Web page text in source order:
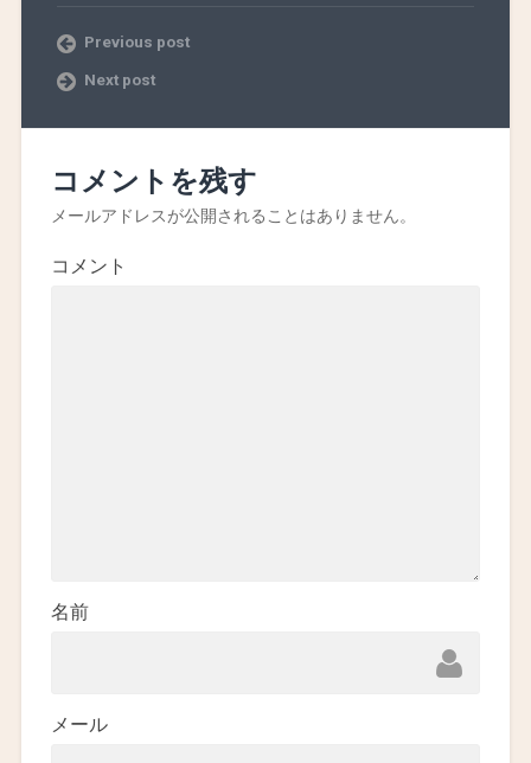
Previous post
Next post
コメントを残す
メールアドレスが公開されることはありません。
コメント
名前
メール